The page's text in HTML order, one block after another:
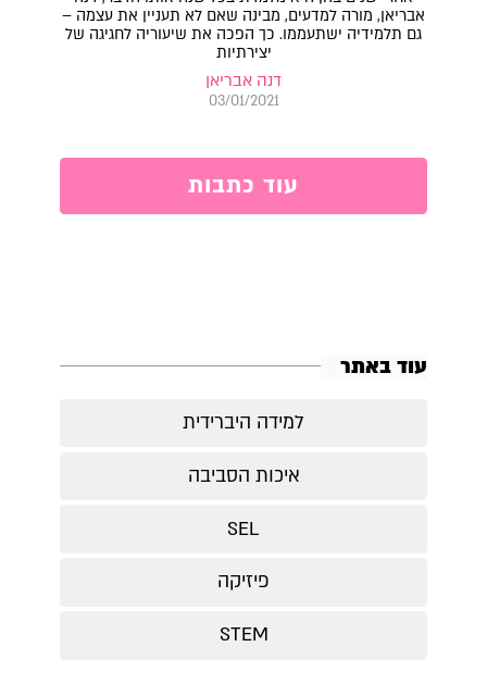
אבריאן, מורה למדעים, מבינה שאם לא תעניין את עצמה –
גם תלמידיה ישתעממו. כך הפכה את שיעוריה לחגיגה של
יצירתיות
דנה אבריאן
03/01/2021
עוד כתבות
עוד באתר
למידה היברידית
איכות הסביבה
SEL
פיזיקה
STEM